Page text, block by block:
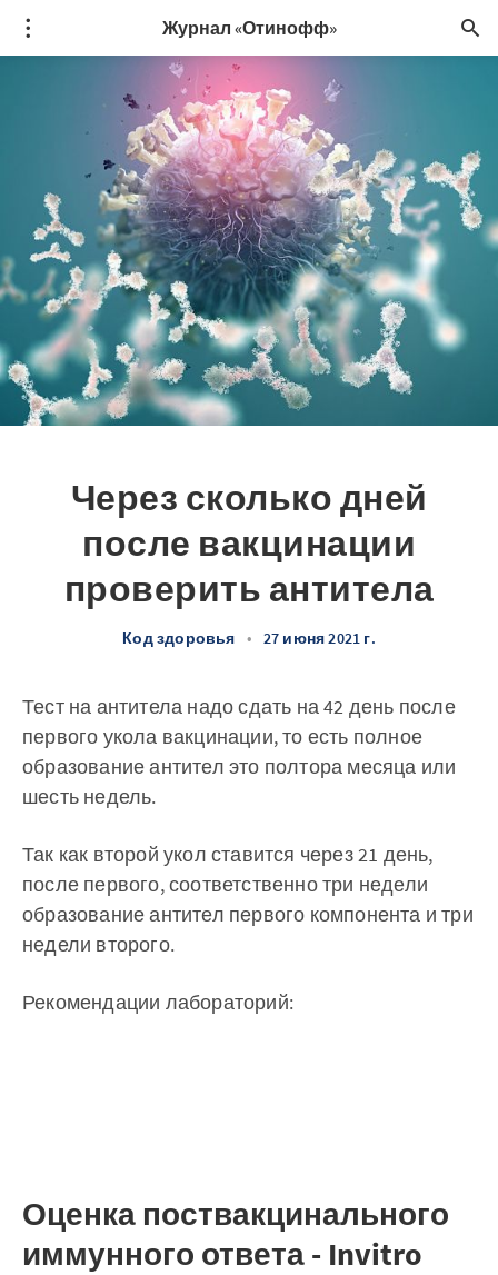
Журнал «Отинофф»
Через сколько дней
после вакцинации
проверить антитела
Код здоровья • 27 июня 2021 г.
Тест на антитела надо сдать на 42 день после
первого укола вакцинации, то есть полное
образование антител это полтора месяца или
шесть недель.
Так как второй укол ставится через 21 день,
после первого, соответственно три недели
образование антител первого компонента и три
недели второго.
Рекомендации лабораторий:
Оценка поствакцинального
иммунного ответа - Invitro